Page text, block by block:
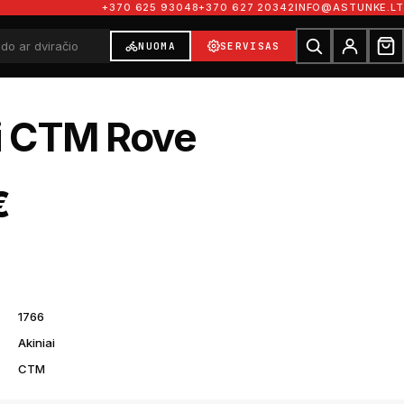
+370 625 93048+370 627 20342INFO@ASTUNKE.LT
NUOMA SERVISAS
Rove
1766
Akiniai
CTM